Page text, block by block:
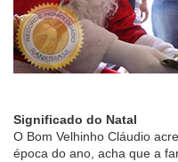
Significado do Natal
O Bom Velhinho Cláudio
época do ano, acha que a